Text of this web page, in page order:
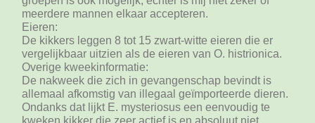
meerdere mannen elkaar accepteren.
Eieren:
De kikkers leggen 8 tot 15 zwart-witte eieren die er
vergelijkbaar uitzien als de eieren van O. histrionica.
Overige kweekinformatie:
De nakweek die zich in gevangenschap bevindt is
allemaal afkomstig van illegaal geïmporteerde dieren.
Ondanks dat lijkt E. mysteriosus een eenvoudig te
kweken kikker die zeer actief is en absoluut niet